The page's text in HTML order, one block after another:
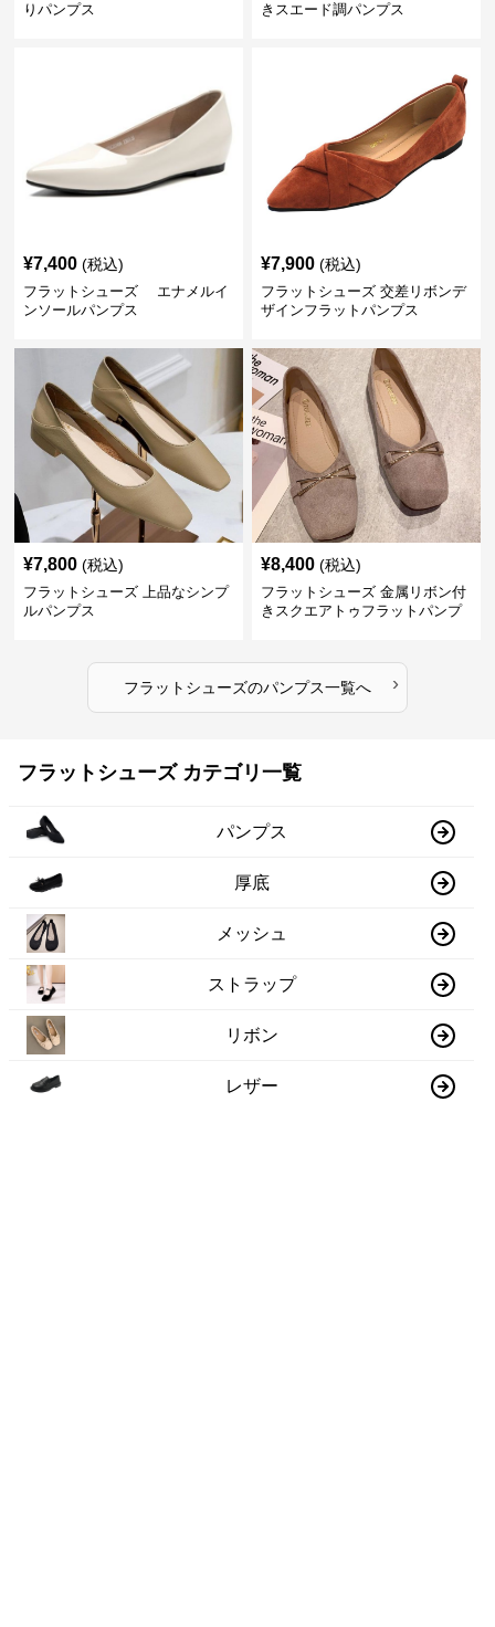
りパンプス
きスエード調パンプス
¥7,400 (税込)
フラットシューズ エナメルイ
ンソールパンプス
¥7,900 (税込)
フラットシューズ 交差リボンデ
ザインフラットパンプス
¥7,800 (税込)
フラットシューズ 上品なシンプ
ルパンプス
¥8,400 (税込)
フラットシューズ 金属リボン付
きスクエアトゥフラットパンプ
フラットシューズのパンプス一覧へ ›
フラットシューズ カテゴリ一覧
パンプス
厚底
メッシュ
ストラップ
リボン
レザー